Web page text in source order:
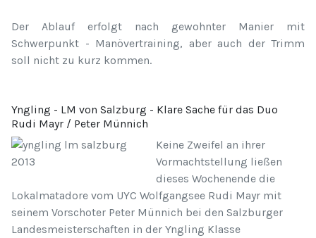
Der Ablauf erfolgt nach gewohnter Manier mit
Schwerpunkt - Manövertraining, aber auch der Trimm
soll nicht zu kurz kommen.
Yngling - LM von Salzburg - Klare Sache für das Duo
Rudi Mayr / Peter Münnich
Keine Zweifel an ihrer
Vormachtstellung ließen
dieses Wochenende die
Lokalmatadore vom UYC Wolfgangsee Rudi Mayr mit
seinem Vorschoter Peter Münnich bei den Salzburger
Landesmeisterschaften in der Yngling Klasse